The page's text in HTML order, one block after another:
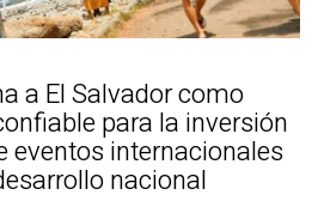
a El Salvador como
para la inversión
eventos internacionales
nacional